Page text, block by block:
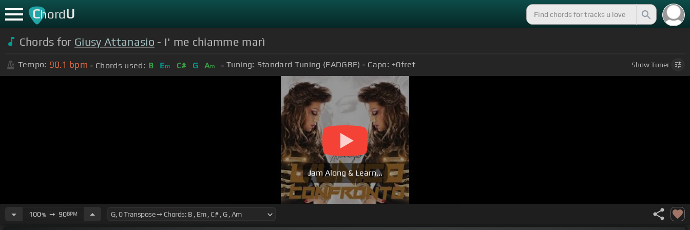
ChordU
Chords for Giusy Attanasio - I' me chiamme marì
Tempo: 90.1 bpm Chords used: B Em C# G Am Tuning: Standard Tuning (EADGBE) Capo: +0fret ShowTuner
Jam Along & Learn...
100%➙ 90BPM